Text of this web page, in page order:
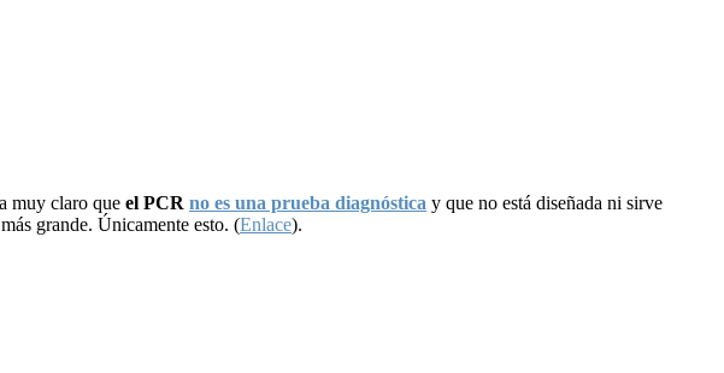
muy claro que el PCR no es una prueba diagnóstica y que no está diseñada ni sirve
grande. Únicamente esto. (Enlace).